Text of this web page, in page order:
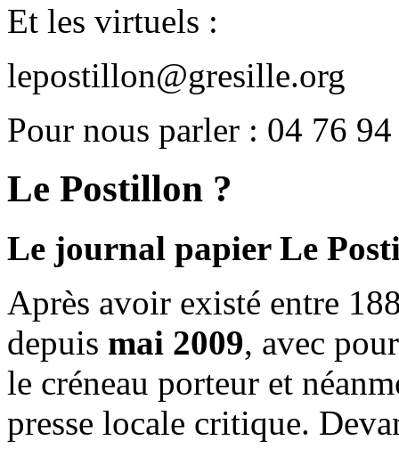
Et les virtuels :
lepostillon@gresille.org
Pour nous parler : 04 76
Le Postillon ?
Le journal papier Le
Après avoir existé entre
depuis mai 2009, avec
le créneau porteur et
presse locale critique.